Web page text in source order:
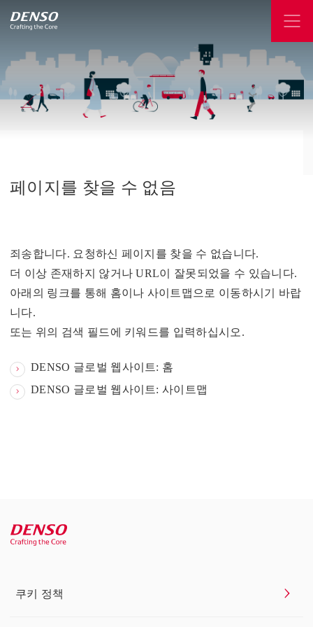
페이지를 찾을 수 없음
죄송합니다. 요청하신 페이지를 찾을 수 없습니다.
더 이상 존재하지 않거나 URL이 잘못되었을 수 있습니다.
아래의 링크를 통해 홈이나 사이트맵으로 이동하시기 바랍
니다.
또는 위의 검색 필드에 키워드를 입력하십시오.
DENSO 글로벌 웹사이트: 홈
DENSO 글로벌 웹사이트: 사이트맵
쿠키 정책